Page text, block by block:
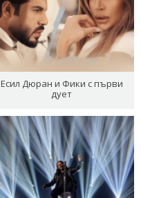
Есил Дюран и Фики с първи
дует